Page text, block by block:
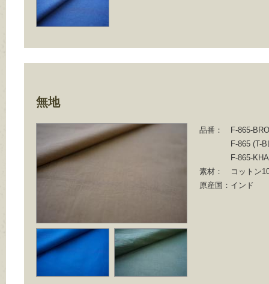
無地
品番：
F-865-
F-865 (T-
F-865-
素材：
コットン
原産国： インド